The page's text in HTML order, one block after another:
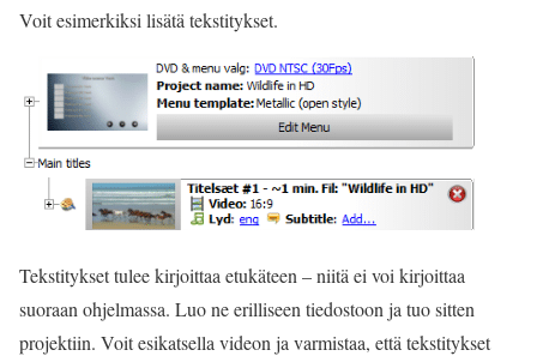
Voit esimerkiksi lisätä tekstitykset.
Tekstitykset tulee kirjoittaa etukäteen – niitä ei voi kirjoittaa
suoraan ohjelmassa. Luo ne erilliseen tiedostoon ja tuo sitten
projektiin. Voit esikatsella videon ja varmistaa, että tekstitykset